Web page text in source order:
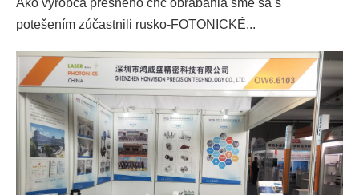
potešením zúčastnili rusko-FOTONICKÉ...